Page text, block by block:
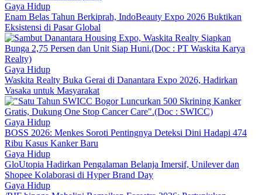
Gaya Hidup
Enam Belas Tahun Berkiprah, IndoBeauty Expo 2026 Buktikan
Eksistensi di Pasar Global
Gaya Hidup
Waskita Realty Buka Gerai di Danantara Expo 2026, Hadirkan
Vasaka untuk Masyarakat
Gaya Hidup
BOSS 2026: Menkes Soroti Pentingnya Deteksi Dini Hadapi 474
Ribu Kasus Kanker Baru
Gaya Hidup
GloUtopia Hadirkan Pengalaman Belanja Imersif, Unilever dan
Shopee Kolaborasi di Hyper Brand Day
Gaya Hidup